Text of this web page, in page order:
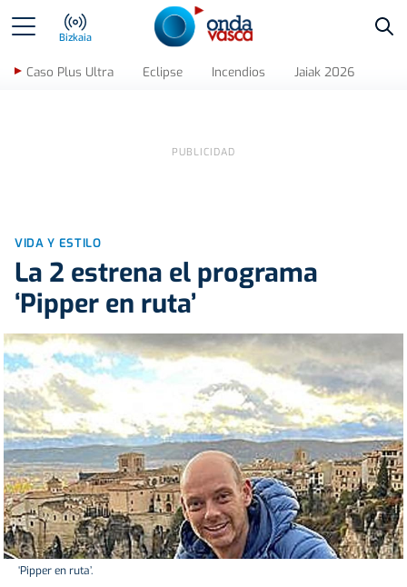
Bizkaia
Caso Plus Ultra Eclipse Incendios Jaiak 2026
VIDA Y ESTILO
La 2 estrena el programa
‘Pipper en ruta’
‘Pipper en ruta’.